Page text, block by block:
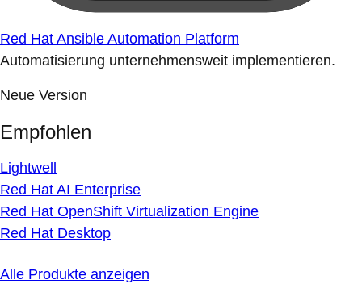
Red Hat Ansible Automation Platform
Automatisierung unternehmensweit implementieren.
Neue Version
Empfohlen
Lightwell
Red Hat AI Enterprise
Red Hat OpenShift Virtualization Engine
Red Hat Desktop
Alle Produkte anzeigen